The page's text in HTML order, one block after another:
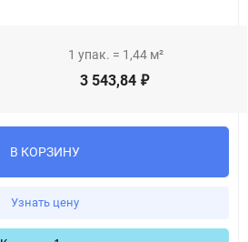
1 упак. = 1,44 м²
3 543,84 ₽
В КОРЗИНУ
Узнать цену